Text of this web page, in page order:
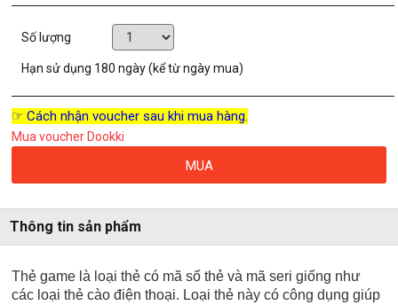
Số lượng
Hạn sử dụng 180 ngày (kể từ ngày mua)
☞ Cách nhận voucher sau khi mua hàng.
Mua voucher Dookki
MUA
Thông tin sản phẩm
Thẻ game là loại thẻ có mã số thẻ và mã seri giống như
các loại thẻ cào điện thoại. Loại thẻ này có công dụng giúp